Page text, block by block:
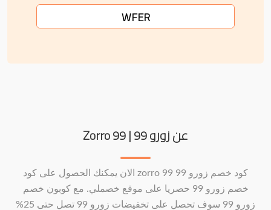
WFER
عن زورو 99 | Zorro 99
كود خصم زورو 99 zorro 99 الان يمكنك الحصول على كود
خصم زورو 99 حصريا على موقع خصملي. مع كوبون خصم
زورو 99 سوف تحصل على تخفيضات زورو 99 تصل حتى 25%